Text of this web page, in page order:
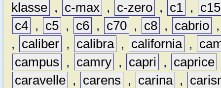
klasse , c-max , c-zero , c1 ,
c15
c4 , c5 , c6 , c70 , c8 , cabrio
,
caliber , calibra , california ,
campus
, camry , capri , caprice
caravelle , carens , carina ,